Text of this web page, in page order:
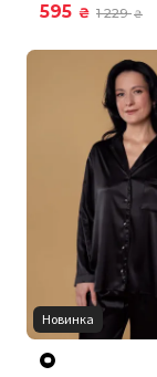
595 ₴ 1 229₴
Новинка